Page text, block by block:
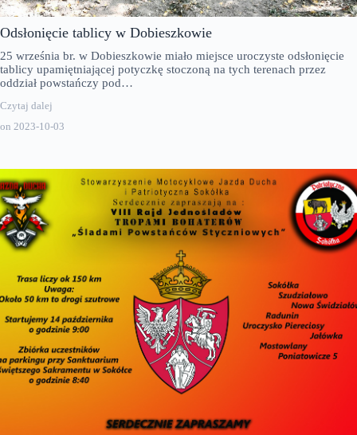
Odsłonięcie tablicy w Dobieszkowie
on 2023-10-03
25 września br. w Dobieszkowie miało miejsce uroczyste odsłonięcie
tablicy upamiętniającej potyczkę stoczoną na tych terenach przez
oddział powstańczy pod…
Czytaj dalej